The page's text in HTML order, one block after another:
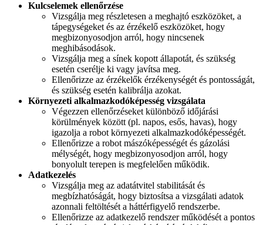
Kulcselemek ellenőrzése
Vizsgálja meg részletesen a meghajtó eszközöket, a
tápegységeket és az érzékelő eszközöket, hogy
megbizonyosodjon arról, hogy nincsenek
meghibásodások.
Vizsgálja meg a sínek kopott állapotát, és szükség
esetén cserélje ki vagy javítsa meg.
Ellenőrizze az érzékelők érzékenységét és pontosságát,
és szükség esetén kalibrálja azokat.
Környezeti alkalmazkodóképesség vizsgálata
Végezzen ellenőrzéseket különböző időjárási
körülmények között (pl. napos, esős, havas), hogy
igazolja a robot környezeti alkalmazkodóképességét.
Ellenőrizze a robot mászóképességét és gázolási
mélységét, hogy megbizonyosodjon arról, hogy
bonyolult terepen is megfelelően működik.
Adatkezelés
Vizsgálja meg az adatátvitel stabilitását és
megbízhatóságát, hogy biztosítsa a vizsgálati adatok
azonnali feltöltését a háttérfigyelő rendszerbe.
Ellenőrizze az adatkezelő rendszer működését a pontos